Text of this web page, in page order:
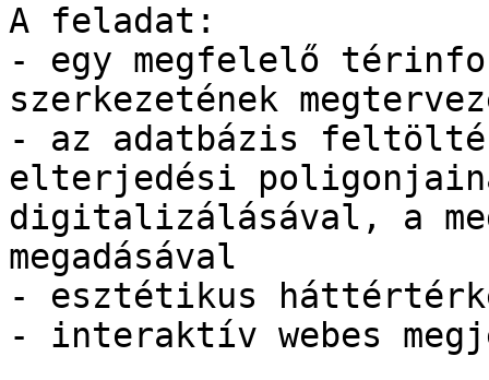
A feladat:
- egy megfelelő
szerkezetének
- az adatbázis
elterjedési
digitalizálásával, a
megadásával
- esztétikus
- interaktív webes